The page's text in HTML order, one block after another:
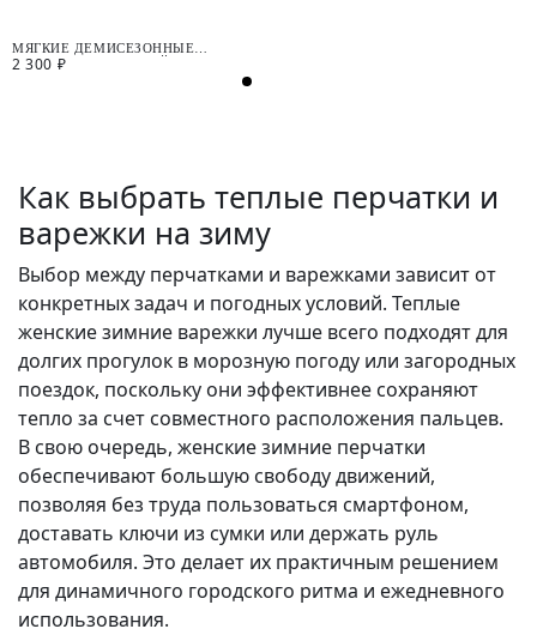
МЯГКИЕ ДЕМИСЕЗОННЫЕ
ПЕРЧАТКИ С АНГОРОЙ
2 300 ₽
Как выбрать теплые перчатки и
варежки на зиму
Выбор между перчатками и варежками зависит от
конкретных задач и погодных условий. Теплые
женские зимние варежки лучше всего подходят для
долгих прогулок в морозную погоду или загородных
поездок, поскольку они эффективнее сохраняют
тепло за счет совместного расположения пальцев.
В свою очередь, женские зимние перчатки
обеспечивают большую свободу движений,
позволяя без труда пользоваться смартфоном,
доставать ключи из сумки или держать руль
автомобиля. Это делает их практичным решением
для динамичного городского ритма и ежедневного
использования.